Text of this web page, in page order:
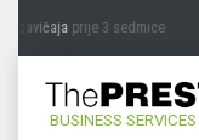
zavičajaprije 3 sedmice
BUSINESS SERVICES